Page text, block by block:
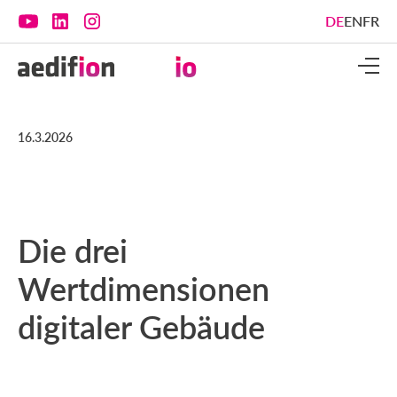
DEENFR
16.3.2026
Die drei
Wertdimensionen
digitaler Gebäude